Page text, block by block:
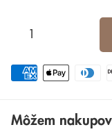
Môžem